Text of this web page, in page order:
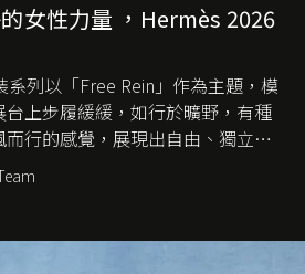
女性力量 ，Hermès 2026
系列以「Free Rein」作為主題，模
上步履緩緩，如行於曠野，有種
行的感覺，展現出自由、獨立與